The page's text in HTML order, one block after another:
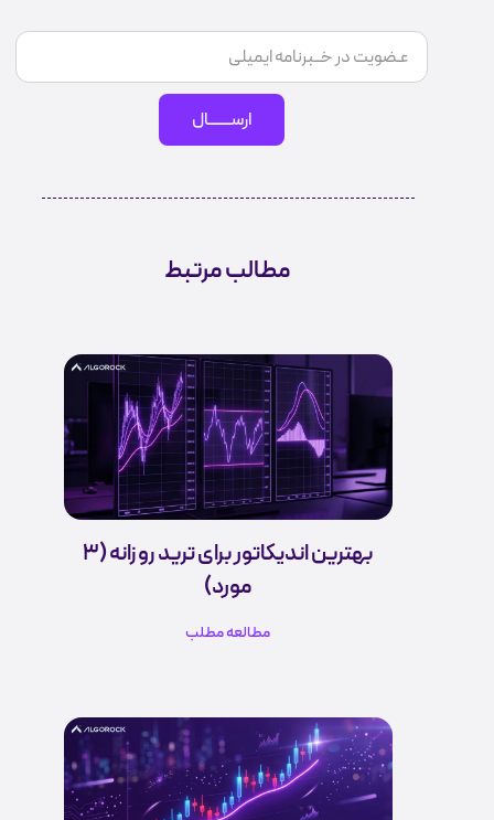
ارســـــــال
مطالب مرتبط
بهترین اندیکاتور برای ترید روزانه (3
مورد)
مطالعه مطلب